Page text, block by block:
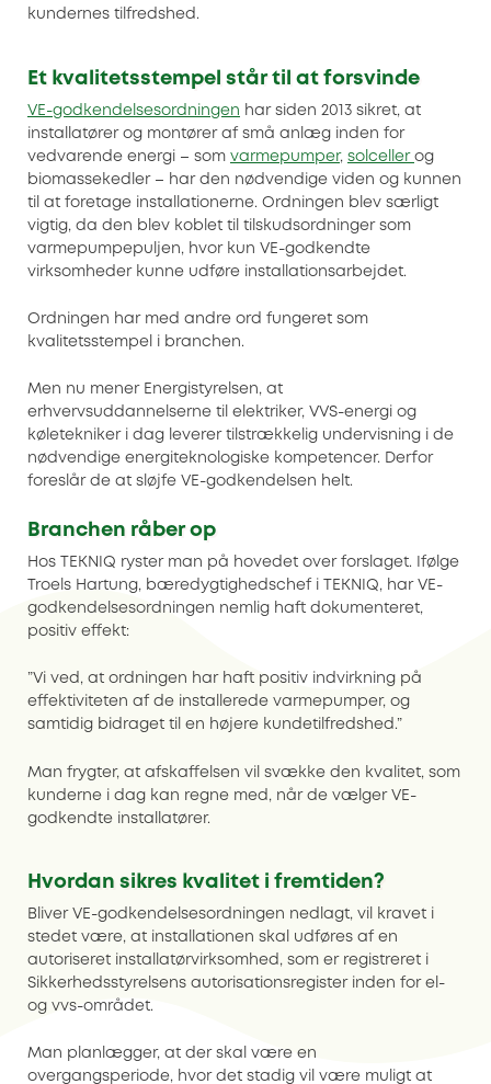
kundernes tilfredshed.
Et kvalitetsstempel står til at forsvinde
VE-godkendelsesordningen har siden 2013 sikret, at
installatører og montører af små anlæg inden for
vedvarende energi – som varmepumper, solceller og
biomassekedler – har den nødvendige viden og kunnen
til at foretage installationerne. Ordningen blev særligt
vigtig, da den blev koblet til tilskudsordninger som
varmepumpepuljen, hvor kun VE-godkendte
virksomheder kunne udføre installationsarbejdet.
Ordningen har med andre ord fungeret som
kvalitetsstempel i branchen.
Men nu mener Energistyrelsen, at
erhvervsuddannelserne til elektriker, VVS-energi og
køletekniker i dag leverer tilstrækkelig undervisning i de
nødvendige energiteknologiske kompetencer. Derfor
foreslår de at sløjfe VE-godkendelsen helt.
Branchen råber op
Hos TEKNIQ ryster man på hovedet over forslaget. Ifølge
Troels Hartung, bæredygtighedschef i TEKNIQ, har VE-
godkendelsesordningen nemlig haft dokumenteret,
positiv effekt:
”Vi ved, at ordningen har haft positiv indvirkning på
effektiviteten af de installerede varmepumper, og
samtidig bidraget til en højere kundetilfredshed.”
Man frygter, at afskaffelsen vil svække den kvalitet, som
kunderne i dag kan regne med, når de vælger VE-
godkendte installatører.
Hvordan sikres kvalitet i fremtiden?
Bliver VE-godkendelsesordningen nedlagt, vil kravet i
stedet være, at installationen skal udføres af en
autoriseret installatørvirksomhed, som er registreret i
Sikkerhedsstyrelsens autorisationsregister inden for el-
og vvs-området.
Man planlægger, at der skal være en
overgangsperiode, hvor det stadig vil være muligt at